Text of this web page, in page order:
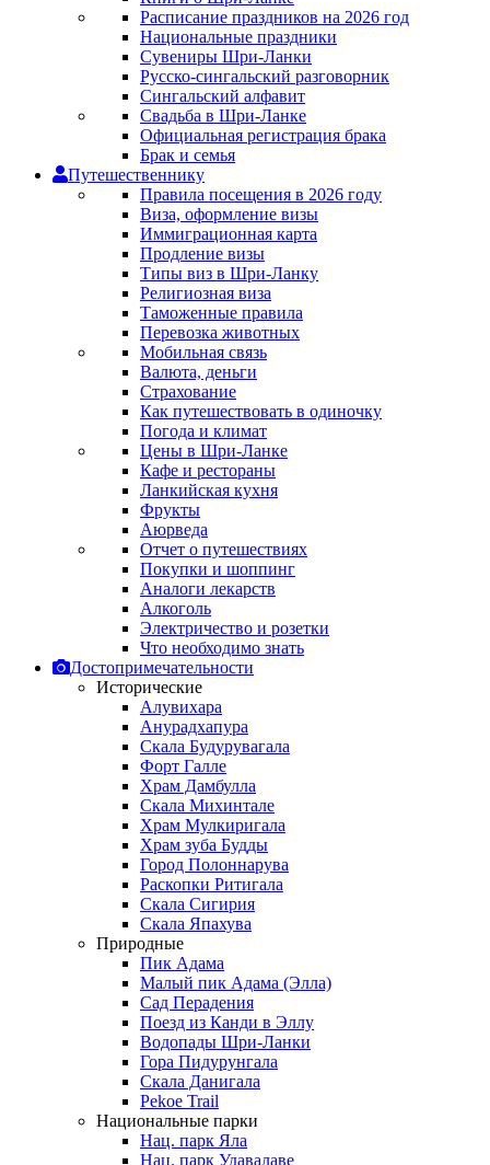
Расписание праздников на 2026 год
Национальные праздники
Сувениры Шри-Ланки
Русско-сингальский разговорник
Сингальский алфавит
Свадьба в Шри-Ланке
Официальная регистрация брака
Брак и семья
Путешественнику
Правила посещения в 2026 году
Виза, оформление визы
Иммиграционная карта
Продление визы
Типы виз в Шри-Ланку
Религиозная виза
Таможенные правила
Перевозка животных
Мобильная связь
Валюта, деньги
Страхование
Как путешествовать в одиночку
Погода и климат
Цены в Шри-Ланке
Кафе и рестораны
Ланкийская кухня
Фрукты
Аюрведа
Отчет о путешествиях
Покупки и шоппинг
Аналоги лекарств
Алкоголь
Электричество и розетки
Что необходимо знать
Достопримечательности
Исторические
Алувихара
Анурадхапура
Скала Будурувагала
Форт Галле
Храм Дамбулла
Скала Михинтале
Храм Мулкиригала
Храм зуба Будды
Город Полоннарува
Раскопки Ритигала
Скала Сигирия
Скала Япахува
Природные
Пик Адама
Малый пик Адама (Элла)
Сад Перадения
Поезд из Канди в Эллу
Водопады Шри-Ланки
Гора Пидурунгала
Скала Данигала
Pekoe Trail
Национальные парки
Нац. парк Яла
Нац. парк Удавалаве